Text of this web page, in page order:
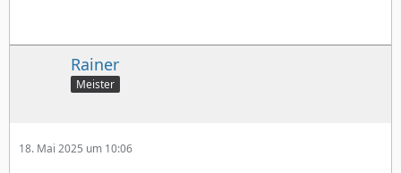
Rainer
Meister
18. Mai 2025 um 10:06